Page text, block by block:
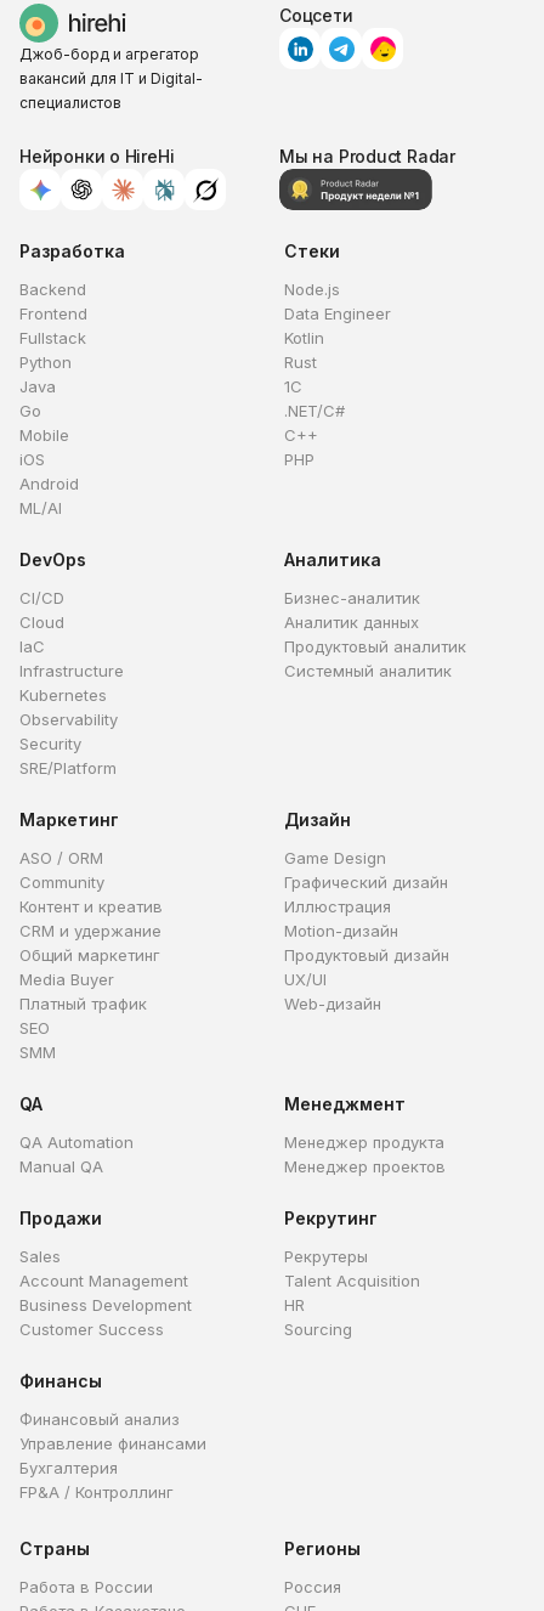
Джоб-борд и агрегатор
вакансий для IT и Digital-
специалистов
Соцсети
Нейронки о HireHi Мы на Product Radar
Разработка
Backend
Frontend
Fullstack
Python
Java
Go
Mobile
iOS
Android
ML/AI
Стеки
Node.js
Data Engineer
Kotlin
Rust
1C
.NET/C#
C++
PHP
DevOps
CI/CD
Cloud
IaC
Infrastructure
Kubernetes
Observability
Security
SRE/Platform
Аналитика
Бизнес-аналитик
Аналитик данных
Продуктовый аналитик
Системный аналитик
Маркетинг
ASO / ORM
Community
Контент и креатив
CRM и удержание
Общий маркетинг
Media Buyer
Платный трафик
SEO
SMM
Дизайн
Game Design
Графический дизайн
Иллюстрация
Motion-дизайн
Продуктовый дизайн
UX/UI
Web-дизайн
QA
QA Automation
Manual QA
Менеджмент
Менеджер продукта
Менеджер проектов
Продажи
Sales
Account Management
Business Development
Customer Success
Рекрутинг
Рекрутеры
Talent Acquisition
HR
Sourcing
Финансы
Финансовый анализ
Управление финансами
Бухгалтерия
FP&A / Контроллинг
Страны
Работа в России
Регионы
Россия